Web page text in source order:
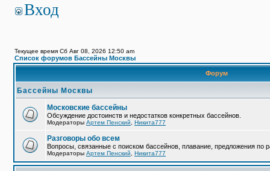
Вход
Текущее время Сб Авг 08, 2026 12:50 am
Список форумов Бассейны Москвы
Форум
Бассейны Москвы
Московские бассейны
Обсуждение достоинств и недостатков конкретных бассейнов.
Модераторы Артем Пенский Никита777
Разговоры обо всем
Вопросы, связанные с поиском бассейнов, плавание, предложения по
Модераторы Артем Пенский Никита777